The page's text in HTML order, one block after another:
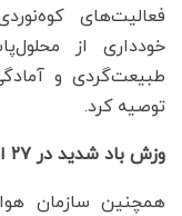
فعالیت‌های
خودداری از
طبیعت‌گردی و
توصیه کرد.
وزش باد شدید در ۲۷ استان
همچنین سازمان